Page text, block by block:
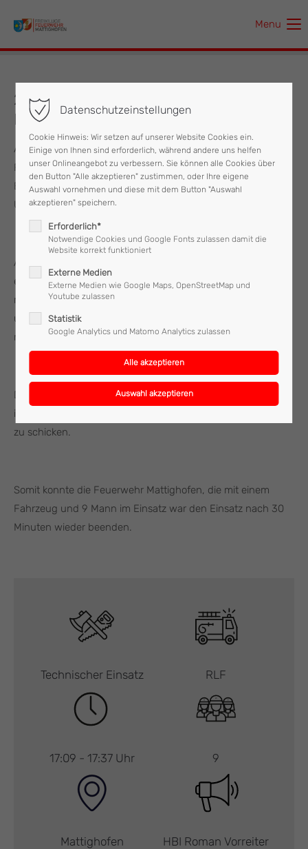
Der Eintrag "offcanvas-col1" existiert leider nicht.
Der Eintrag "offcanvas-col3" existiert leider nicht.
Der Eintrag "offcanvas-col4" existiert leider nicht.
Menu
26.11.2019 Eingeschlossene Person in
Lift
Am Dienstag, den 26. November, wurde um 17:09 Uhr die
Feuerwehr Mattighofen mit den
Einsatzstichworten"Eingeschlossene Person im Lift" in die
Unterlochnerstraße alarmiert.
Aufgrund eines technischen Defekts steckte im Aufzug
eines Mehrparteienhauses eine Person fest, welche aber
rasch im Bereich des Erdgeschosses ausfindig gemacht
und bereits 9 Minuten nach der Alarmierung aus ihrer
misslichen Lage befreit werden konnte.
Die Feuerwehr sperrte anschließend die Anlage und
informierte die Hersteller Firma, um einen Service Techniker
zu schicken.
Somit konnte die Feuerwehr Mattighofen, die mit einem
Fahrzeug und 9 Mann im Einsatz war den Einsatz nach 30
Minuten wieder beenden.
Technischer Einsatz RLF
17:09 - 17:37 Uhr 9
Mattighofen HBI Roman Vorreiter
Datenschutzeinstellungen
Cookie Hinweis: Wir setzen auf unserer Website Cookies ein.
Einige von Ihnen sind erforderlich, während andere uns helfen
unser Onlineangebot zu verbessern. Sie können alle Cookies über
den Button "Alle akzeptieren" zustimmen, oder Ihre eigene
Auswahl vornehmen und diese mit dem Button "Auswahl
akzeptieren" speichern.
Erforderlich*
Notwendige Cookies und Google Fonts zulassen damit die
Website korrekt funktioniert
Externe Medien
Externe Medien wie Google Maps, OpenStreetMap und
Youtube zulassen
Statistik
Google Analytics und Matomo Analytics zulassen